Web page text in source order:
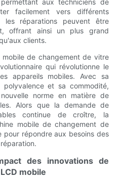
facilement vers différents
les réparations peuvent être
offrant ainsi un plus grand
clients.
mobile de changement de vitre
qui révolutionne le
appareils mobiles. Avec sa
et sa commodité,
norme en matière de
Alors que la demande de
continue de croître, la
mobile de changement de
pour répondre aux besoins des
des innovations de
mobile